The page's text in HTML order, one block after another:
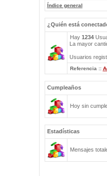
Índice general
¿Quién está
Hay 1234
La mayor
Usuarios
Referencia ::
Cumpleaños
Hoy sin
Estadísticas
Mensajes